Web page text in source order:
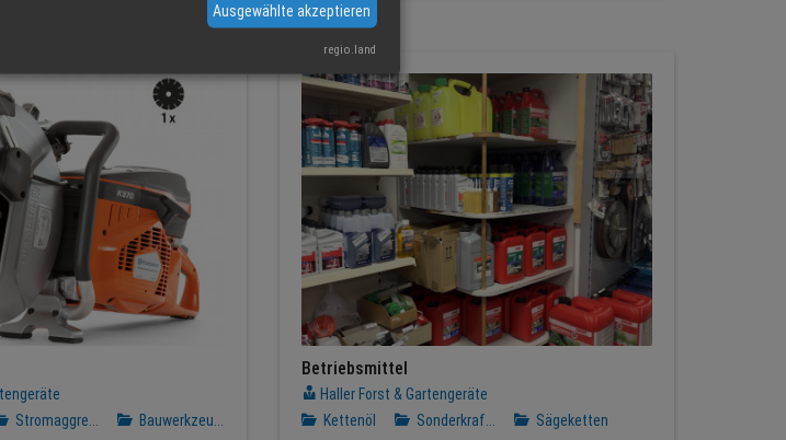
Stromaggre... Bauwerkzeu...
Betriebsmittel
Haller Forst & Gartengeräte
Kettenöl
Sonderkraf... Sägeketten
Ausgewählte akzeptieren
regio.land